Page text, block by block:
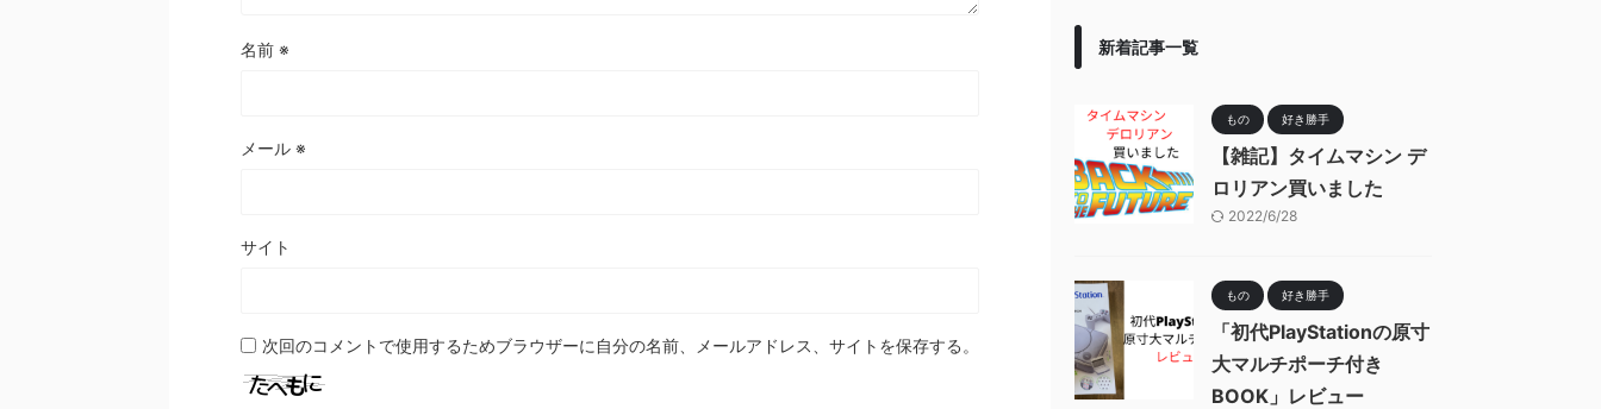
名前 ※
メール ※
サイト
次回のコメントで使用するためブラウザーに自分の名前、メールアドレス、サイトを保存する。
新着記事一覧
もの 好き勝手
【雑記】タイムマシン デ
ロリアン買いました
2022/6/28
もの 好き勝手
「初代PlayStationの原寸
大マルチポーチ付き
BOOK」レビュー